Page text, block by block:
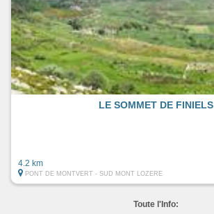
LE SOMMET DE FINIELS
4.2 km
PONT DE MONTVERT - SUD MONT LOZERE
Toute l'Info: